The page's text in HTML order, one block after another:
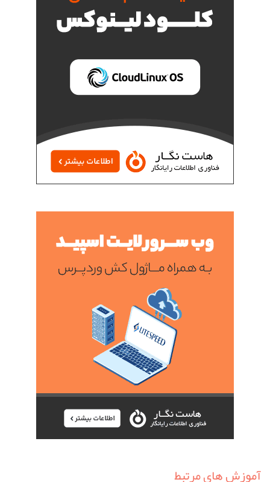
آموزش های مرتبط